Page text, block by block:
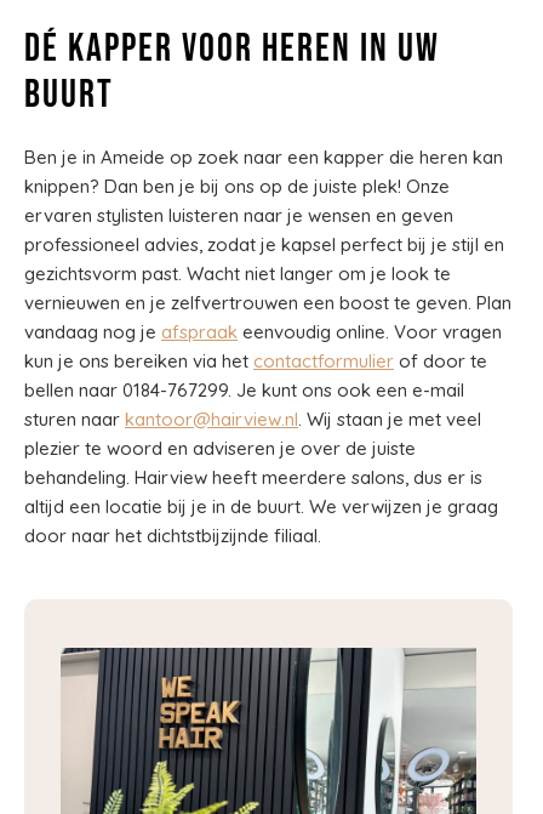
Dé kapper voor heren in uw
buurt
Ben je in Ameide op zoek naar een kapper die heren kan
knippen? Dan ben je bij ons op de juiste plek! Onze
ervaren stylisten luisteren naar je wensen en geven
professioneel advies, zodat je kapsel perfect bij je stijl en
gezichtsvorm past. Wacht niet langer om je look te
vernieuwen en je zelfvertrouwen een boost te geven. Plan
vandaag nog je afspraak eenvoudig online. Voor vragen
kun je ons bereiken via het contactformulier of door te
bellen naar 0184-767299. Je kunt ons ook een e-mail
sturen naar kantoor@hairview.nl. Wij staan je met veel
plezier te woord en adviseren je over de juiste
behandeling. Hairview heeft meerdere salons, dus er is
altijd een locatie bij je in de buurt. We verwijzen je graag
door naar het dichtstbijzijnde filiaal.